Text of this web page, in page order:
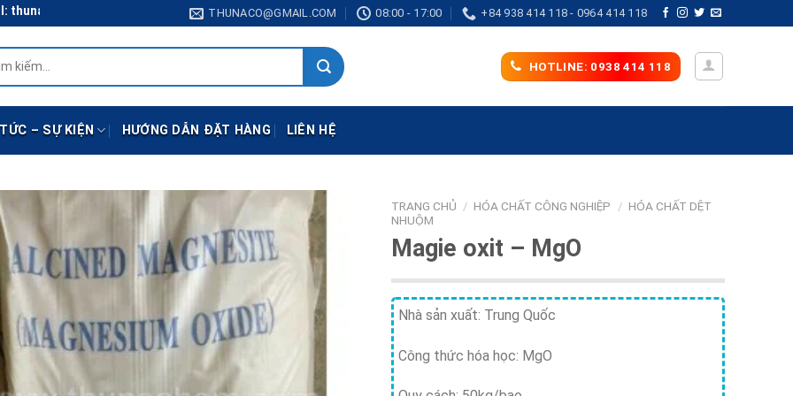
THUNACO@GMAIL.COM 08:00 - 17:00 +84 938 414 118 - 0964 414 118
HOTLINE: 0938 414 118
– SỰ KIỆN HƯỚNG DẪN ĐẶT HÀNG LIÊN HỆ
TRANG CHỦ / HÓA CHẤT CÔNG NGHIỆP / HÓA CHẤT DỆT
NHUỘM
Magie oxit – MgO
Nhà sản xuất: Trung Quốc
Công thức hóa học: MgO